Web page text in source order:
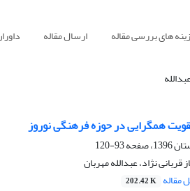
های بررسی مقاله ارسال مقاله
همگرایی در حوزه فرهنگی نوروز
93-120
قربانی نژاد، عبدالله مهربان
مقاله 202.42 K